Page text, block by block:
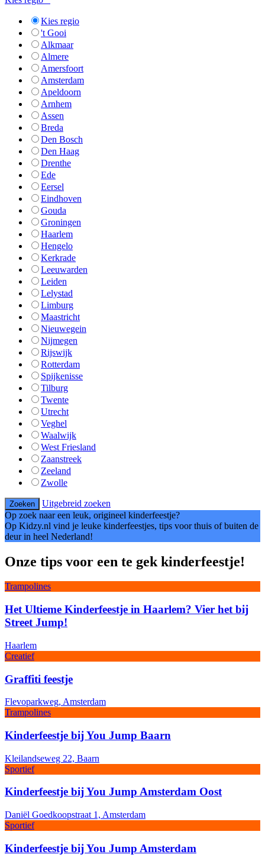
Kies regio
't Gooi
Alkmaar
Almere
Amersfoort
Amsterdam
Apeldoorn
Arnhem
Assen
Breda
Den Bosch
Den Haag
Drenthe
Ede
Eersel
Eindhoven
Gouda
Groningen
Haarlem
Hengelo
Kerkrade
Leeuwarden
Leiden
Lelystad
Limburg
Maastricht
Nieuwegein
Nijmegen
Rijswijk
Rotterdam
Spijkenisse
Tilburg
Twente
Utrecht
Veghel
Waalwijk
West Friesland
Zaanstreek
Zeeland
Zwolle
Uitgebreid zoeken
Op zoek naar een leuk, origineel kinderfeestje?
Op Kidzy.nl vind je leuke kinderfeestjes, tips voor thuis of buiten de
deur in heel Nederland!
Onze tips voor een te gek kinderfeestje!
Trampolines
Het Ultieme Kinderfeestje in Haarlem? Vier het bij
Street Jump!
Haarlem
Creatief
Graffiti feestje
Flevoparkweg, Amsterdam
Trampolines
Kinderfeestje bij You Jump Baarn
Kleilandseweg 22, Baarn
Sportief
Kinderfeestje bij You Jump Amsterdam Oost
Daniël Goedkoopstraat 1, Amsterdam
Sportief
Kinderfeestje bij You Jump Amsterdam